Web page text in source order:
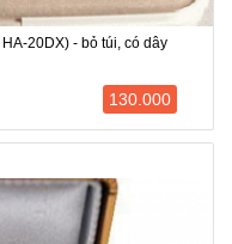
20DX) - bỏ túi, có dây
130.000